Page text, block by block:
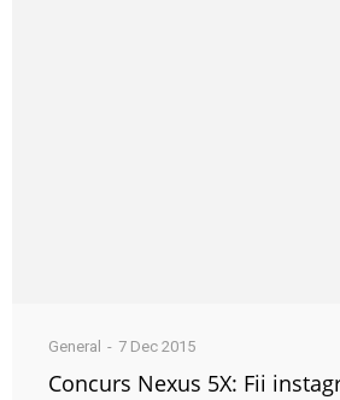
General 7 Dec 2015
Concurs Nexus 5X: Fii